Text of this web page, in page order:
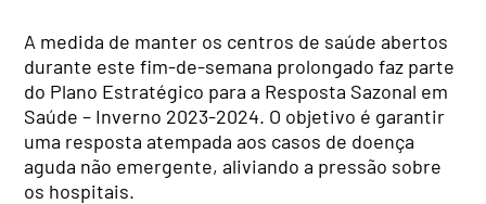
A medida de manter os centros de saúde abertos
durante este fim-de-semana prolongado faz parte
do Plano Estratégico para a Resposta Sazonal em
Saúde – Inverno 2023-2024. O objetivo é garantir
uma resposta atempada aos casos de doença
aguda não emergente, aliviando a pressão sobre
os hospitais.